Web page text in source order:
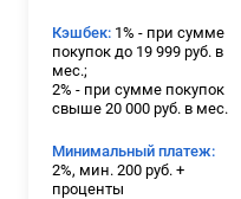
Кэшбек: 1% - при сумме
покупок до 19 999 руб. в
мес.;
2% - при сумме покупок
свыше 20 000 руб. в мес.
Минимальный платеж:
2%, мин. 200 руб. +
проценты